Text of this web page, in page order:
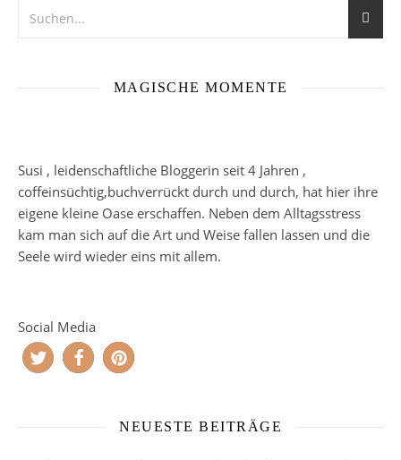
MAGISCHE MOMENTE
Susi , leidenschaftliche Bloggerin seit 4 Jahren ,
coffeinsüchtig,buchverrückt durch und durch, hat hier ihre
eigene kleine Oase erschaffen. Neben dem Alltagsstress
kam man sich auf die Art und Weise fallen lassen und die
Seele wird wieder eins mit allem.
Social Media
NEUESTE BEITRÄGE